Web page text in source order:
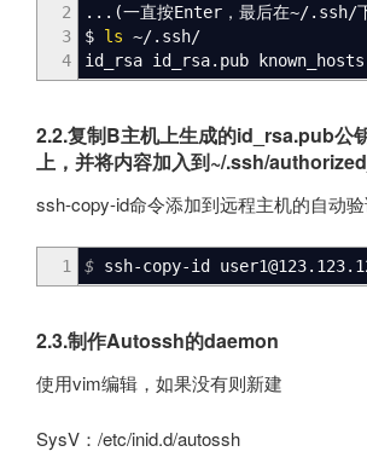
2
3
4
... (一直按Enter，最后在~/.ssh/
$ ls ~/.ssh/
id_rsa id_rsa.pub known_hosts
2.2.复制B主机上生成的id_rsa.pub公
上，并将内容加入到~/.ssh/
ssh-copy-id命令添加到远程主机的自动
1 $ ssh-copy-id user1@
2.3.制作Autossh的daemon
使用vim编辑，如果没有则新建
SysV：/etc/inid.d/autossh